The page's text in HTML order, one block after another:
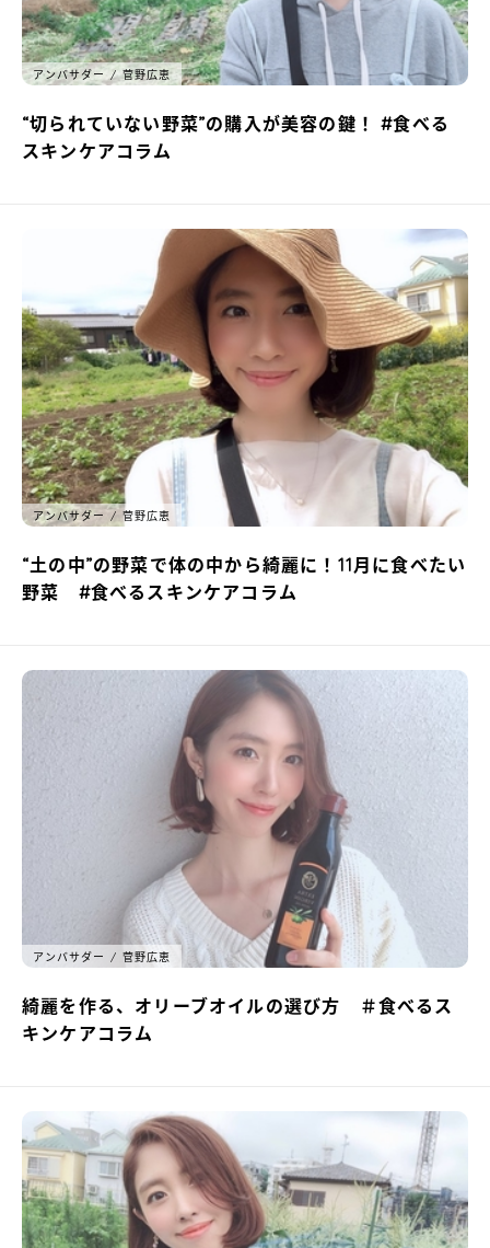
アンバサダー 菅野広恵
“切られていない野菜”の購入が美容の鍵！ #食べる
スキンケアコラム
アンバサダー 菅野広恵
“土の中”の野菜で体の中から綺麗に！11月に食べたい
野菜 #食べるスキンケアコラム
アンバサダー 菅野広恵
綺麗を作る、オリーブオイルの選び方 ＃食べるス
キンケアコラム